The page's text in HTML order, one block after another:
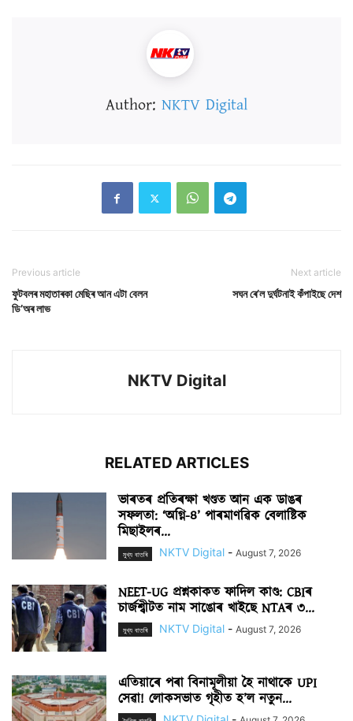
Author: NKTV Digital
Previous article
ফুটবলৰ মহাতাৰকা মেছিৰ আন এটা বেলন
ডি’অৰ লাভ
Next article
সঘন ৰে’ল দুৰ্ঘটনাই কঁপাইছে দেশ
NKTV Digital
RELATED ARTICLES
ভাৰতৰ প্ৰতিৰক্ষা খণ্ডত আন এক ডাঙৰ
সফলতা: ‘অগ্নি-৪’ পাৰমাণৱিক বেলাষ্টিক
মিছাইলৰ...
মুখ্য বাতৰি NKTV Digital - August 7, 2026
NEET-UG প্ৰশ্নকাকত ফাদিল কাণ্ড: CBIৰ
চাৰ্জশ্বীটত নাম সাঙোৰ খাইছে NTAৰ ৩...
মুখ্য বাতৰি NKTV Digital - August 7, 2026
এতিয়াৰে পৰা বিনামূলীয়া হৈ নাথাকে UPI
সেৱা! লোকসভাত গৃহীত হ’ল নতুন...